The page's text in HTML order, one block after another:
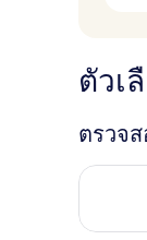
ตัวเ
ตรวจ
ตรวจสอ